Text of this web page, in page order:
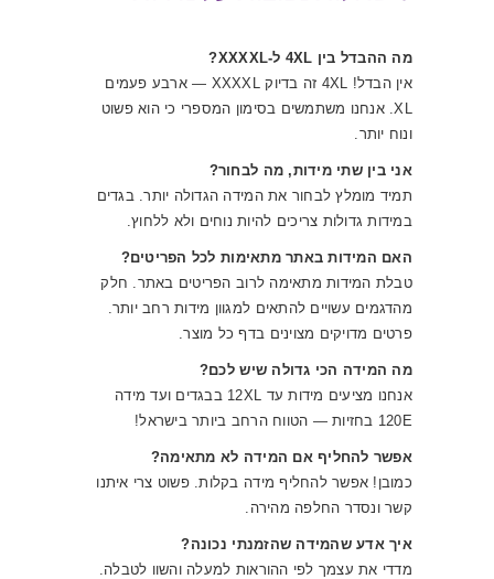
מה ההבדל בין 4XL ל-XXXXL?
אין הבדל! 4XL זה בדיוק XXXXL — ארבע פעמים
XL. אנחנו משתמשים בסימון המספרי כי הוא פשוט
ונוח יותר.
אני בין שתי מידות, מה לבחור?
תמיד מומלץ לבחור את המידה הגדולה יותר. בגדים
במידות גדולות צריכים להיות נוחים ולא ללחוץ.
האם המידות באתר מתאימות לכל הפריטים?
טבלת המידות מתאימה לרוב הפריטים באתר. חלק
מהדגמים עשויים להתאים למגוון מידות רחב יותר.
פרטים מדויקים מצוינים בדף כל מוצר.
מה המידה הכי גדולה שיש לכם?
אנחנו מציעים מידות עד 12XL בבגדים ועד מידה
120E בחזיות — הטווח הרחב ביותר בישראל!
אפשר להחליף אם המידה לא מתאימה?
כמובן! אפשר להחליף מידה בקלות. פשוט צרי איתנו
קשר ונסדר החלפה מהירה.
איך אדע שהמידה שהזמנתי נכונה?
מדדי את עצמך לפי ההוראות למעלה והשוו לטבלה.